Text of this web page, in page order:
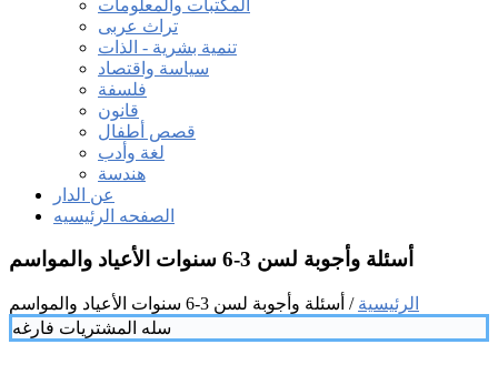
المكتبات والمعلومات
تراث عربى
تنمية بشرية - الذات
سياسة واقتصاد
فلسفة
قانون
قصص أطفال
لغة وأدب
هندسة
عن الدار
الصفحه الرئيسيه
أسئلة وأجوبة لسن 3-6 سنوات الأعياد والمواسم
الرئيسية / أسئلة وأجوبة لسن 3-6 سنوات الأعياد والمواسم
سله المشتريات فارغه